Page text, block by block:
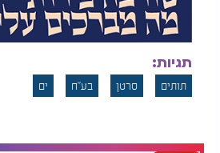
בשנים האחרונות עלתה גם
המשווקים בשם "סרטן תות"
קרובים מאוד ולא בהכרח לאותו
הרב ביניהם והמראה הזהה כמעט
כך או כך, בזכות שילוב נדיר של
תגיות:
תותים סרטן בע"ח ים